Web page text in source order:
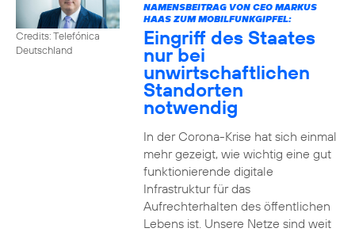
Credits: Telefónica
Deutschland
NAMENSBEITRAG VON CEO MARKUS
HAAS ZUM MOBILFUNKGIPFEL:
Eingriff des Staates
nur bei
unwirtschaftlichen
Standorten
notwendig
In der Corona-Krise hat sich einmal
mehr gezeigt, wie wichtig eine gut
funktionierende digitale
Infrastruktur für das
Aufrechterhalten des öffentlichen
Lebens ist. Unsere Netze sind weit